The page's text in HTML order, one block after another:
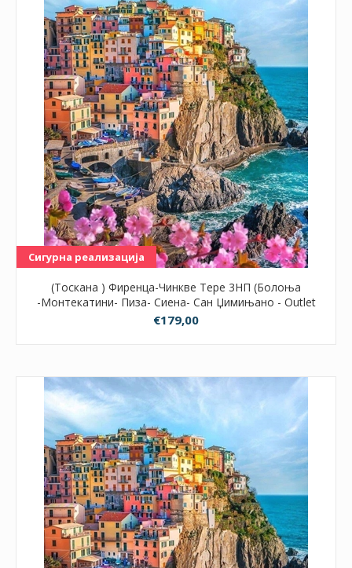
Сигурна реализација
(Тоскана ) Фиренца-Чинкве Тере 3НП (Болоња
-Монтекатини- Пиза- Сиена- Сан Џимињано - Outlet
Shoping Centar BARBERINO)) - 8-ми Март
€179,00